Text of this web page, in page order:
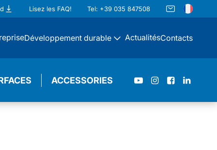
Lisez les FAQ! Tel: +39 035 847508
Développement durable ActualitésContacts
ACCESSORIES